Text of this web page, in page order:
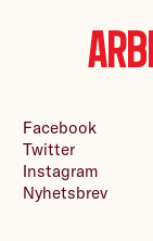
Facebook
Twitter
Instagram
Nyhetsbrev